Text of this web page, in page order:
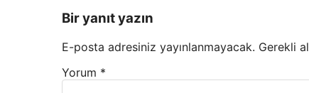
Bir yanıt yazın
E-posta adresiniz yayınlanmayacak. Gerekli
Yorum *